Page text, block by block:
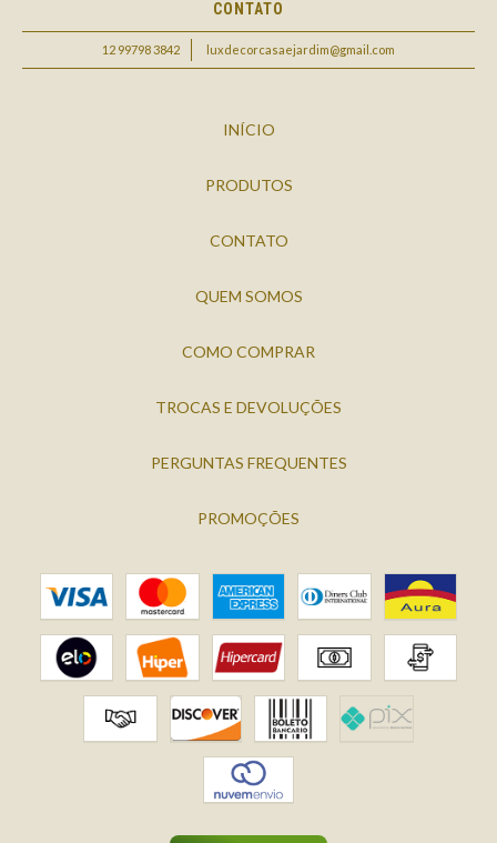
CONTATO
12 99798 3842 luxdecorcasaejardim@gmail.com
INÍCIO
PRODUTOS
CONTATO
QUEM SOMOS
COMO COMPRAR
TROCAS E DEVOLUÇÕES
PERGUNTAS FREQUENTES
PROMOÇÕES